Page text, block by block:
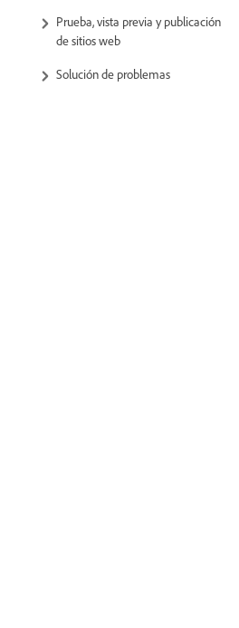
Prueba, vista previa y publicación
de sitios web
Solución de problemas